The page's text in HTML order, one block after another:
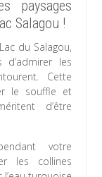
paysages
Salagou !
du Salagou,
les
Cette
le souffle et
d’être
votre
les collines